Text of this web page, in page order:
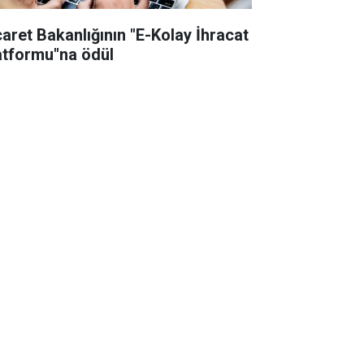
Bakanlığının "E-Kolay İhracat
ödül